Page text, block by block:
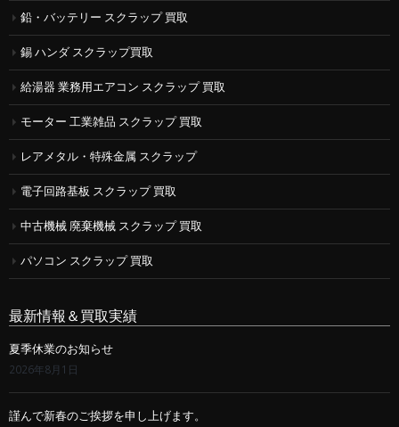
鉛・バッテリー スクラップ 買取
錫 ハンダ スクラップ買取
給湯器 業務用エアコン スクラップ 買取
モーター 工業雑品 スクラップ 買取
レアメタル・特殊金属 スクラップ
電子回路基板 スクラップ 買取
中古機械 廃棄機械 スクラップ 買取
パソコン スクラップ 買取
最新情報＆買取実績
夏季休業のお知らせ
2026年8月1日
謹んで新春のご挨拶を申し上げます。